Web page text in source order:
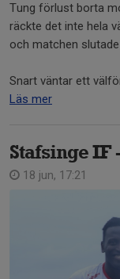
Tung förlust borta
räckte det inte hela
och matchen
Snart väntar ett
Läs mer
Stafsinge IF
18 jun, 17:21